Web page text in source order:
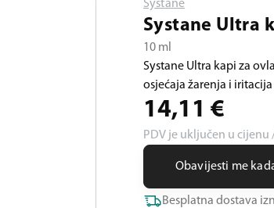
Systane
Systane Ultra
10 ml
Systane Ultra kapi za
osjećaja žarenja i
14,11 €
PDV je uključen u
Obavijesti me
Besplatna dostava